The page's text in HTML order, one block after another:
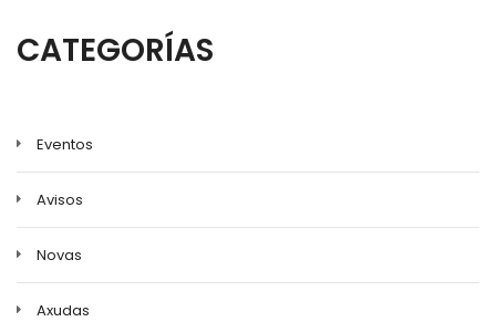
CATEGORÍAS
Eventos
Avisos
Novas
Axudas